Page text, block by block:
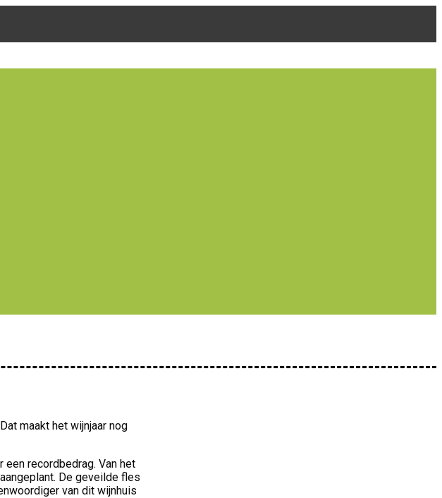
maakt het wijnjaar nog
recordbedrag. Van het
De geveilde fles
van dit wijnhuis